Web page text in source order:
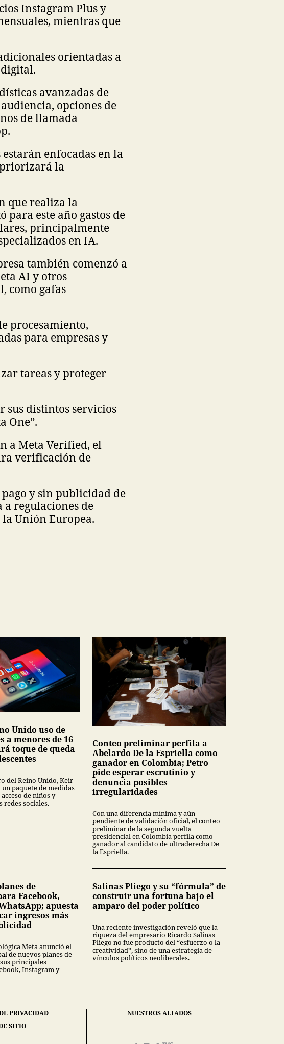
Instagram Plus y
mientras que
orientadas a
avanzadas de
opciones de
de llamada
enfocadas en la
priorizará la
que realiza la
este año gastos de
principalmente
en IA.
también comenzó a
AI y otros
como gafas
procesamiento,
para empresas y
tareas y proteger
sus distintos servicios
One”.
a Meta Verified, el
verificación de
y sin publicidad de
a regulaciones de
Unión Europea.
Unido uso de
a menores de 16
toque de queda
del Reino Unido, Keir
paquete de medidas
de niños y
redes sociales.
Conteo preliminar perfila a
Abelardo De la Espriella como
ganador en Colombia; Petro
pide esperar escrutinio y
denuncia posibles
irregularidades
Con una diferencia mínima y aún
pendiente de validación oficial, el conteo
preliminar de la segunda vuelta
presidencial en Colombia perfila como
ganador al candidato de ultraderecha De
la Espriella.
de
Facebook,
apuesta
ingresos más
Meta anunció el
de nuevos planes de
principales
Instagram y
Salinas Pliego y su “fórmula” de
construir una fortuna bajo el
amparo del poder político
Una reciente investigación reveló que la
riqueza del empresario Ricardo Salinas
Pliego no fue producto del “esfuerzo o la
creatividad”, sino de una estrategia de
vínculos políticos neoliberales.
PRIVACIDAD
SITIO
NUESTROS ALIADOS